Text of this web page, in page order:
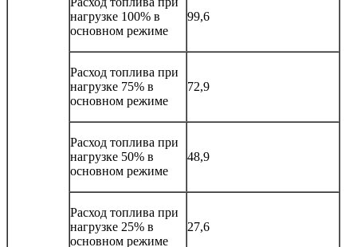
нагрузке 100% в
основном режиме
99,6
Расход топлива при
нагрузке 75% в
основном режиме
72,9
Расход топлива при
нагрузке 50% в
основном режиме
48,9
Расход топлива при
нагрузке 25% в
основном режиме
27,6